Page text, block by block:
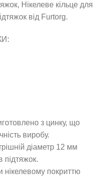
Нікелеве кільце для
від Furtorg.
з цинку, що
виробу.
діаметр 12 мм
підтяжок.
нікелевому покриттю